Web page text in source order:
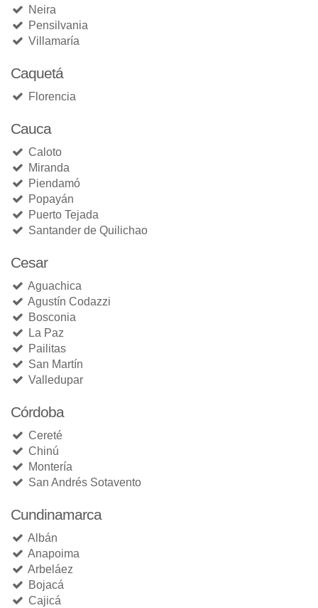
Neira
Pensilvania
Villamaría
Caquetá
Florencia
Cauca
Caloto
Miranda
Piendamó
Popayán
Puerto Tejada
Santander de Quilichao
Cesar
Aguachica
Agustín Codazzi
Bosconia
La Paz
Pailitas
San Martín
Valledupar
Córdoba
Cereté
Chinú
Montería
San Andrés Sotavento
Cundinamarca
Albán
Anapoima
Arbeláez
Bojacá
Cajicá